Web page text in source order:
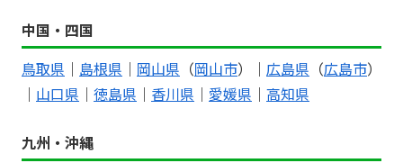
中国・四国
鳥取県 ｜ 島根県 ｜ 岡山県 （岡山市）｜ 広島県 （広島市）
｜ 山口県 ｜ 徳島県 ｜ 香川県 ｜ 愛媛県 ｜ 高知県
九州・沖縄